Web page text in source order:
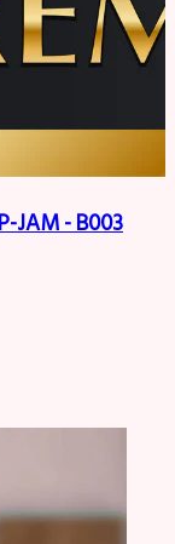
JAM - B003